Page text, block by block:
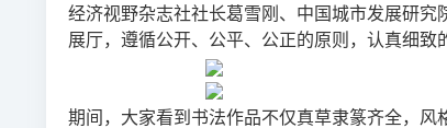
经济视野杂志社社长葛雪刚、中国城市发展研究
展厅，遵循公开、公平、公正的原则，认真细致
期间，大家看到书法作品不仅真草隶篆齐全，风